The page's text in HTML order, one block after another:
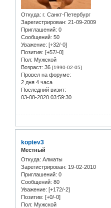
Откуда: г. Санкт-Петербург
Зарегистрирован: 21-09-2009
Приглашений: 0
Сообщений: 50
Уважение: [+32/-0]
Позитив: [+57/-0]
Пол: Мужской
Возраст: 36 [1990-02-05]
Провел на форуме:
2 дня 4 часа
Последний визит:
03-08-2020 03:59:30
koptev3
Местный
Откуда: Алматы
Зарегистрирован: 19-02-2010
Приглашений: 0
Сообщений: 80
Уважение: [+172/-2]
Позитив: [+0/-0]
Пол: Мужской